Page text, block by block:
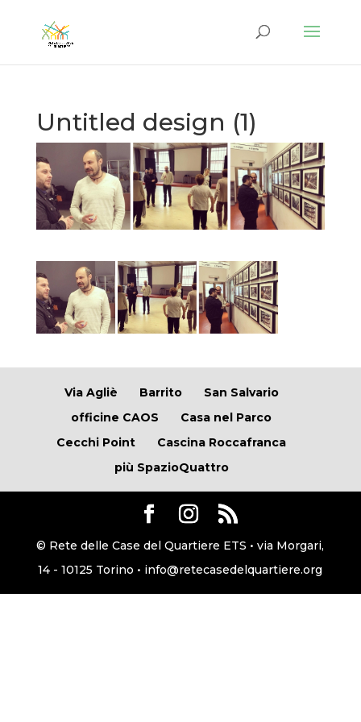
Untitled design (1)
Via Agliè Barrito
San Salvario
officine CAOS
Casa nel Parco
Cecchi Point
Cascina Roccafranca
più SpazioQuattro
© Rete delle Case del Quartiere ETS • via Morgari,
14 - 10125 Torino • info@retecasedelquartiere.org